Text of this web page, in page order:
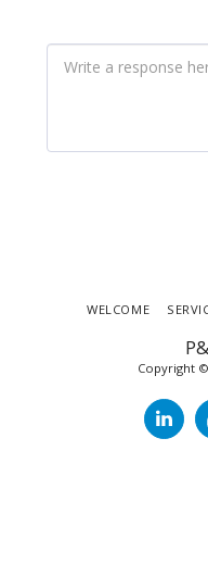
Copyright
WELCOME